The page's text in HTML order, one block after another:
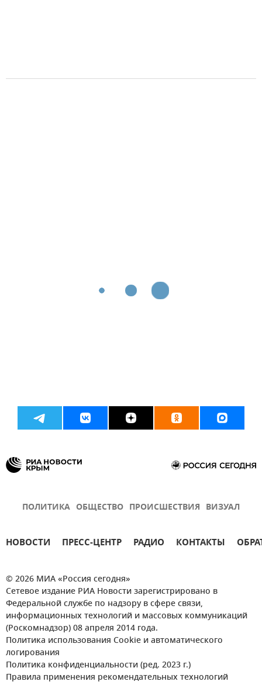
ПОЛИТИКА ОБЩЕСТВО ПРОИСШЕСТВИЯ ВИЗУАЛ
НОВОСТИ ПРЕСС-ЦЕНТР РАДИО КОНТАКТЫ
© 2026 МИА «Россия сегодня»
Сетевое издание РИА Новости зарегистрировано в
Федеральной службе по надзору в сфере связи,
информационных технологий и массовых коммуникаций
(Роскомнадзор) 08 апреля 2014 года.
Политика использования Cookie и автоматического
логирования
Политика конфиденциальности (ред. 2023 г.)
Правила применения рекомендательных технологий